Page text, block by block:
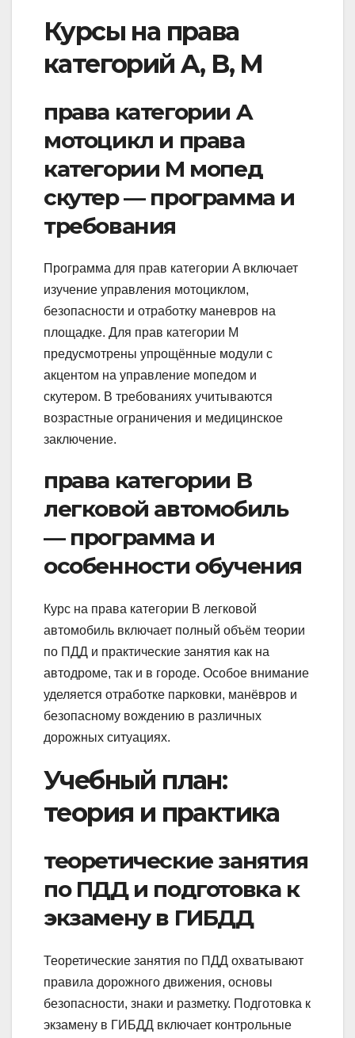
Курсы на права
категорий A, B, M
права категории A
мотоцикл и права
категории M мопед
скутер — программа и
требования
Программа для прав категории A включает
изучение управления мотоциклом,
безопасности и отработку маневров на
площадке. Для прав категории M
предусмотрены упрощённые модули с
акцентом на управление мопедом и
скутером. В требованиях учитываются
возрастные ограничения и медицинское
заключение.
права категории B
легковой автомобиль
— программа и
особенности обучения
Курс на права категории B легковой
автомобиль включает полный объём теории
по ПДД и практические занятия как на
автодроме, так и в городе. Особое внимание
уделяется отработке парковки, манёвров и
безопасному вождению в различных
дорожных ситуациях.
Учебный план:
теория и практика
теоретические занятия
по ПДД и подготовка к
экзамену в ГИБДД
Теоретические занятия по ПДД охватывают
правила дорожного движения, основы
безопасности, знаки и разметку. Подготовка к
экзамену в ГИБДД включает контрольные